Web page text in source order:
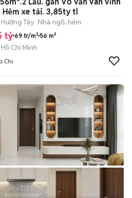
Hẻm xe tải. 3,85ty tl
Hướng Tây Nhà ngõ, hẻm
tỷ 69 tr/m² 56 m²
Chí Minh
Chi